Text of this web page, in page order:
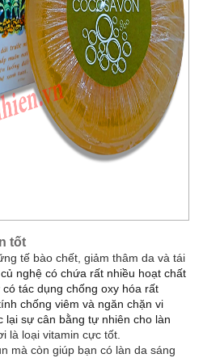
tốt
tế bào chết, giảm thâm da và tái
nghệ có chứa rất nhiều hoạt chất
tác dụng chống oxy hóa rất
chống viêm và ngăn chặn vi
lại sự cân bằng tự nhiên cho làn
là loại vitamin cực tốt.
mà còn giúp bạn có làn da sáng